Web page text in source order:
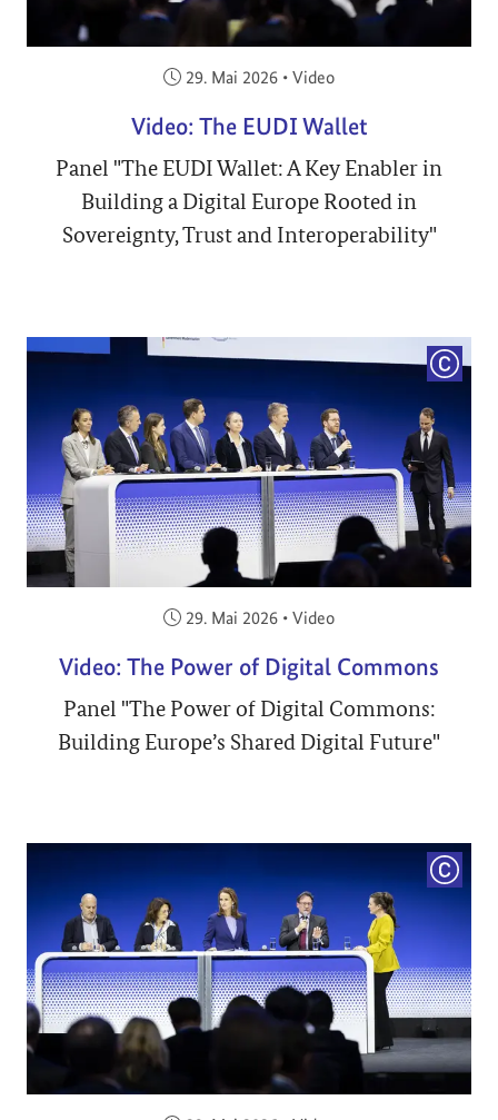
Veröffentlicht am:
29. Mai 2026 • Video
Video: The EUDI Wallet
Panel "The EUDI Wallet: A Key Enabler in
Building a Digital Europe Rooted in
Sovereignty, Trust and Interoperability"
Veröffentlicht am:
29. Mai 2026 • Video
Video: The Power of Digital Commons
Panel "The Power of Digital Commons:
Building Europe’s Shared Digital Future"